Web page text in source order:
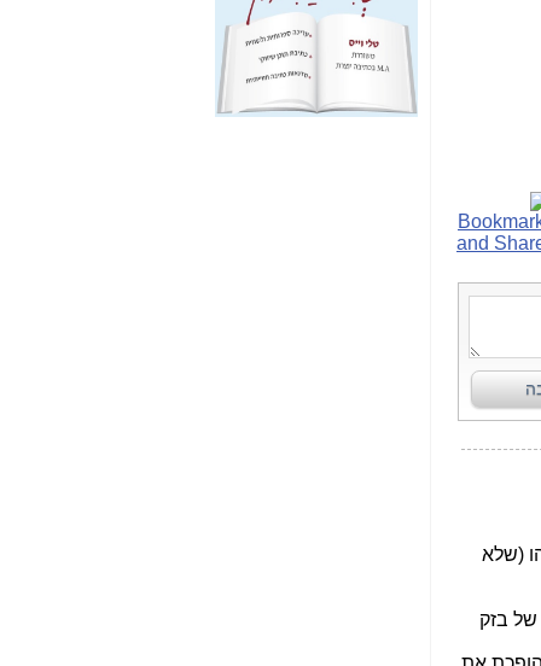
התמוטטה היום
בניצחון (כפול) של בזק
-
כאן
איך כתבות מפנקות